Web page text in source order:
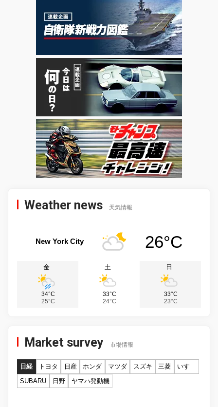
Weather news 天気情報
New York City 26°C
金
34°C
25°C
土
33°C
24°C
日
33°C
23°C
Market survey 市場情報
日経 トヨタ 日産 ホンダ マツダ スズキ 三菱
いすゞ
SUBARU
日野 ヤマハ発動機